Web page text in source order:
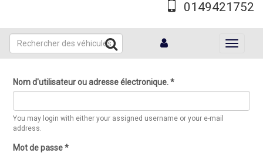
0149421752
Toggle
Nom d'utilisateur ou adresse électronique.*
You may login with either your assigned username or your e-mail
address.
Mot de passe*